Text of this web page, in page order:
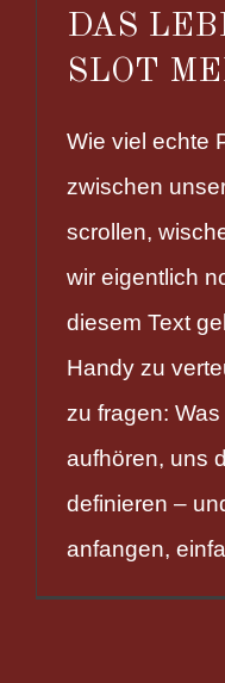
DAS
SLOT
Wie viel echte
zwischen
scrollen,
wir eigentlich
diesem Text
Handy zu
zu fragen:
aufhören, uns
definieren –
anfangen,